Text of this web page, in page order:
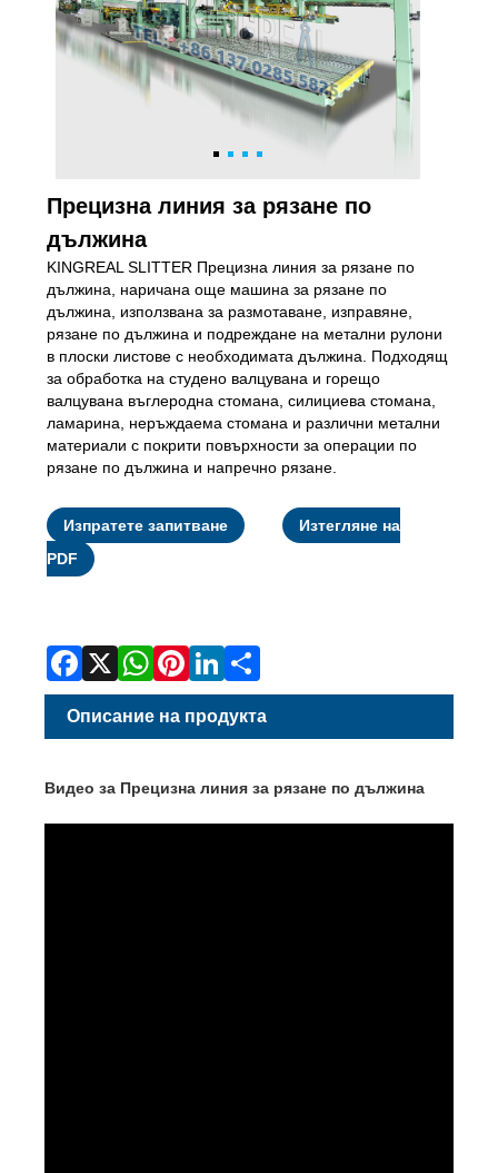
Прецизна линия за рязане по
дължина
KINGREAL SLITTER Прецизна линия за рязане по
дължина, наричана още машина за рязане по
дължина, използвана за размотаване, изправяне,
рязане по дължина и подреждане на метални рулони
в плоски листове с необходимата дължина. Подходящ
за обработка на студено валцувана и горещо
валцувана въглеродна стомана, силициева стомана,
ламарина, неръждаема стомана и различни метални
материали с покрити повърхности за операции по
рязане по дължина и напречно рязане.
Изпратете запитване
Изтегляне на
PDF
Описание на продукта
Видео за Прецизна линия за рязане по дължина